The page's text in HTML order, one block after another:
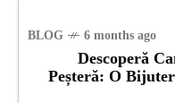
BLOG 6 months ago
Descoperă
Peșteră: O